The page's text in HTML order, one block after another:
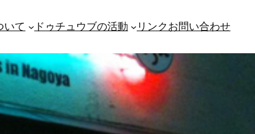
いて ドゥチュウブの活動 リンク お問い合わせ